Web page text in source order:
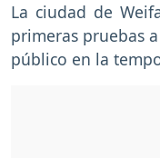
La ciudad de
primeras pruebas
público en la